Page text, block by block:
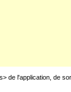
de l'application, de